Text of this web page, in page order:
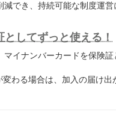
減でき、持続可能な制度運
としてずっと使える！
マイナンバーカードを保険証
わる場合は、加入の届け出